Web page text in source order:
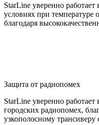
StarLine уверенно
условиях при температуре
благодаря
Защита от радиопомех
StarLine уверенно
городских радиопомех,
узкополосному